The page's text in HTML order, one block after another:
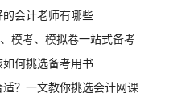
会计老师有哪些
模考、模拟卷一站式备考
何挑选备考用书
？一文教你挑选会计网课